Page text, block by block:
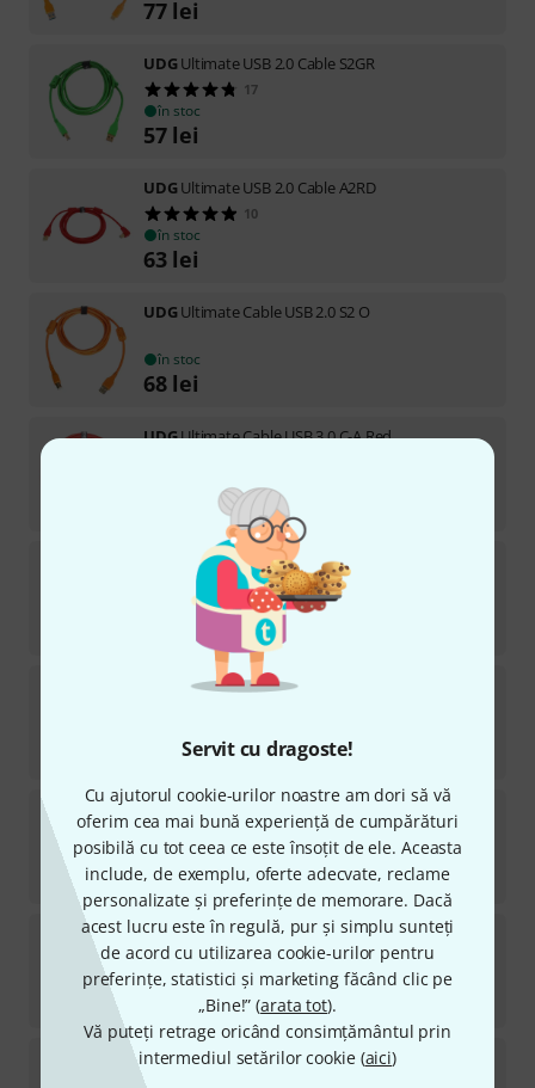
Servit cu dragoste!
Cu ajutorul cookie-urilor noastre am dori să vă
oferim cea mai bună experiență de cumpărături
posibilă cu tot ceea ce este însoțit de ele. Aceasta
include, de exemplu, oferte adecvate, reclame
personalizate și preferințe de memorare. Dacă
acest lucru este în regulă, pur și simplu sunteți
de acord cu utilizarea cookie-urilor pentru
preferințe, statistici și marketing făcând clic pe
„Bine!” (arata tot).
Vă puteți retrage oricând consimțământul prin
intermediul setărilor cookie (aici)
77 lei
UDGUltimate USB 2.0 Cable S2GR
17
în stoc
57 lei
UDGUltimate USB 2.0 Cable A2RD
10
în stoc
63 lei
UDGUltimate Cable USB 2.0 S2 O
în stoc
68 lei
UDGUltimate Cable USB 3.0 C-A Red
Ultimate USB 2.0 Cable A2BL
13
în stoc
Ultimate USB 2.0 Cable S1GR
lei
UDG Ultimate USB 2.0 Cable A1WH
8
în stoc
52lei
UDGUltimate USB 2.0 Cable A1GR
9
în stoc
lei
UDGUltimate USB 2.0 Cable S1WH